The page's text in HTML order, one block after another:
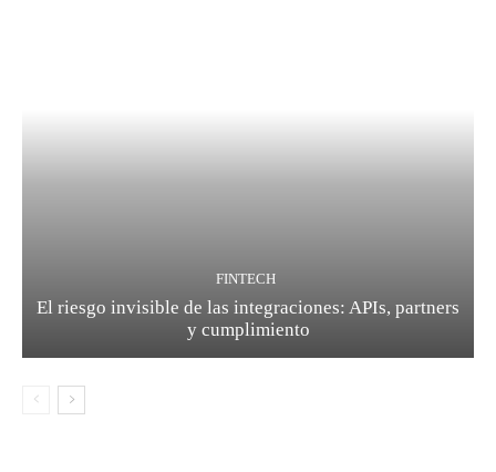
FINTECH
El riesgo invisible de las integraciones: APIs, partners
y cumplimiento